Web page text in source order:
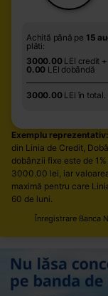
Achită până pe 15
plăti:
3000.00LEI credit +
0.00 LEI dobândă
3000.00LEI în total.
Exemplu reprezentativ:
din Linia de Credit,
dobânzii fixe este de 1
3000.00 lei, iar
maximă pentru care
60 de luni.
Înregistrare Banca